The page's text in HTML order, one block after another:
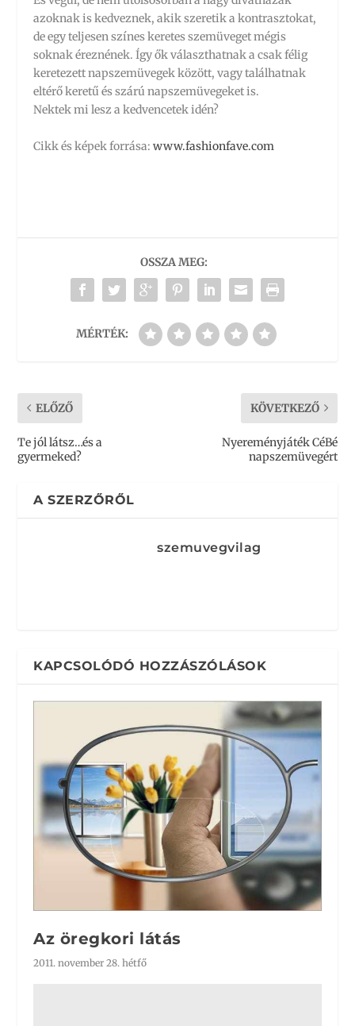
azoknak is kedveznek, akik szeretik a kontrasztokat,
de egy teljesen színes keretes szemüveget mégis
soknak éreznének. Így ők választhatnak a csak félig
keretezett napszemüvegek között, vagy találhatnak
eltérő keretű és szárú napszemüvegeket is.
Nektek mi lesz a kedvencetek idén?
Cikk és képek forrása:www.fashionfave.com
OSSZA MEG:
MÉRTÉK:
ELŐZŐ
Te jól látsz…és a
gyermeked?
KÖVETKEZŐ
Nyereményjáték CéBé
napszemüvegért
A SZERZŐRŐL
szemuvegvilag
KAPCSOLÓDÓ HOZZÁSZÓLÁSOK
Az öregkori látás
2011. november 28. hétfő